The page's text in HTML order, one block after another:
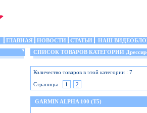
ГЛАВНАЯ НОВОСТИ СТАТЬИ
НАШ
СПИСОК ТОВАРОВ КАТЕГОРИИ
Количество товаров в этой категории : 7
Страницы :
1 2
GARMIN ALPHA 100 (T5)